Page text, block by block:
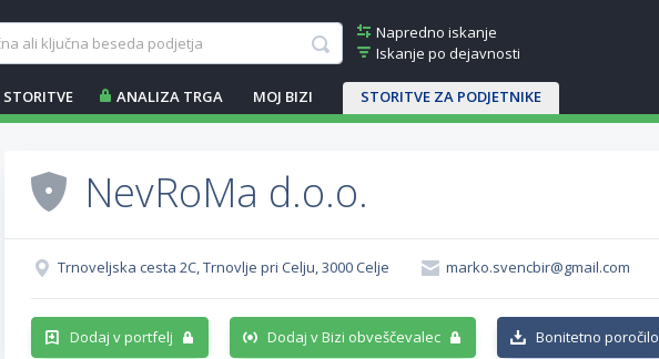
Napredno iskanje
Iskanje po dejavnosti
STORITVE ANALIZA TRGA MOJ BIZI STORITVE ZA PODJETNIKE
NevRoMa d.o.o.
Trnoveljska cesta 2C, Trnovlje pri Celju, 3000 Celje marko.svencbir@gmail.com
Dodaj v portfelj Dodaj v Bizi obveščevalec Bonitetno poročilo